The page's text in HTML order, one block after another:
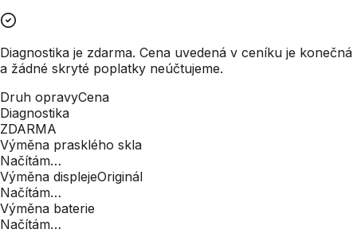
Diagnostika je zdarma. Cena uvedená v ceníku je konečná
a žádné skryté poplatky neúčtujeme.
Druh opravyCena
Diagnostika
ZDARMA
Výměna prasklého skla
Načítám…
Výměna displejeOriginál
Načítám…
Výměna baterie
Načítám…